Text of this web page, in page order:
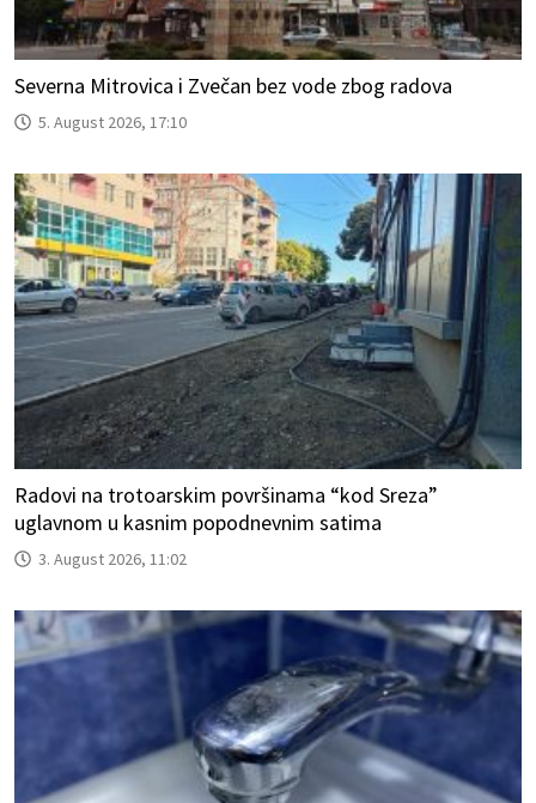
Severna Mitrovica i Zvečan bez vode zbog radova
5. August 2026, 17:10
Radovi na trotoarskim površinama “kod Sreza”
uglavnom u kasnim popodnevnim satima
3. August 2026, 11:02